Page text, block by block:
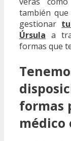
también
gestionar
Úrsula a
formas que
formas
médico